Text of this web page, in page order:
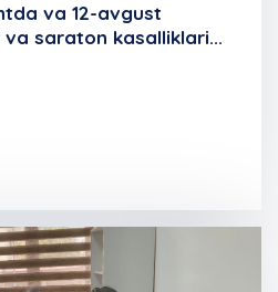
va 12-avgust
saraton kasalliklari...